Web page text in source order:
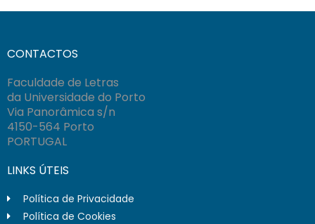
CONTACTOS
Faculdade de Letras
da Universidade do Porto
Via Panorâmica s/n
4150-564 Porto
PORTUGAL
LINKS ÚTEIS
Política de Privacidade
Política de Cookies